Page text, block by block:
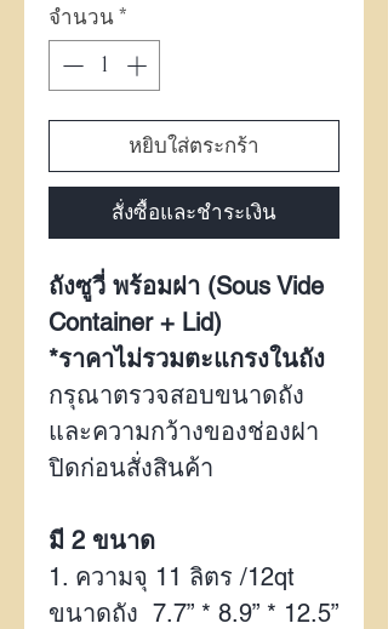
จำนวน*
หยิบใส่ตระกร้า
สั่งซื้อและชำระเงิน
ถังซูวี่ พร้อมฝา (Sous Vide
Container + Lid)
*ราคาไม่รวมตะแกรงในถัง
กรุณาตรวจสอบขนาดถัง
และความกว้างของช่องฝา
ปิดก่อนสั่งสินค้า
มี 2 ขนาด
1. ความจุ 11 ลิตร /12qt
ขนาดถัง 7.7” * 8.9” * 12.5”